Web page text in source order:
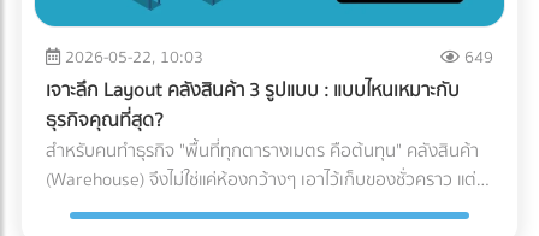
รถผิดอาจทำให้ผิดนัดลูกค้าได้ เปิดโพย 5 ประเภทรถขนส่งยอด
ฮิต: สินค้าแบบไหน ใช้รถอะไร? เพื่อให้เห็นภาพชัดเจน เราขอแบ่ง
ประเภทรถที่ใช้บ่อยในวงการโลจิสติกส์ออกเป็น 5 ประเภทหลัก
ดังนี้: 1. รถกระบะตอนเดียว (ตู้ทึบ / คอก) ราชาแห่งความคล่อง
ตัว วิ่งได้ตลอด 24 ชั่วโมง โดยไม่มีข้อจำกัดด้านเวลา เเละบรรทุก
น้ำหนักได้ประมาณ 1-2 ตัน (ขึ้นอยู่กับโครงสร้างและการดัดแปลง
ของรถ ) ตู้ทึบ: เหมาะกับสินค้าที่ต้องการการปกป้องจากแดด ฝน
และฝุ่นละออง 100% คอกเหล็ก: เหมาะกับสินค้าที่รูปทรงไม่
2026-05-22, 10:03 649
เจาะลึก Layout คลังสินค้า 3 รูปแบบ : แบบไหนเหมาะกับ
ธุรกิจคุณที่สุด?
สำหรับคนทำธุรกิจ "พื้นที่ทุกตารางเมตร คือต้นทุน" คลังสินค้า
(Warehouse) จึงไม่ใช่แค่ห้องกว้างๆ เอาไว้เก็บของชั่วคราว แต่
เป็นหัวใจสำคัญของระบบ Supply Chain พอๆกับการจัดการคลัง